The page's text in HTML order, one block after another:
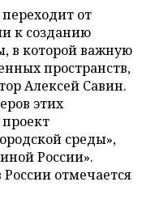
от
к созданию
в которой важную
пространств,
Алексей Савин.
этих
среды»,
России».
отмечается